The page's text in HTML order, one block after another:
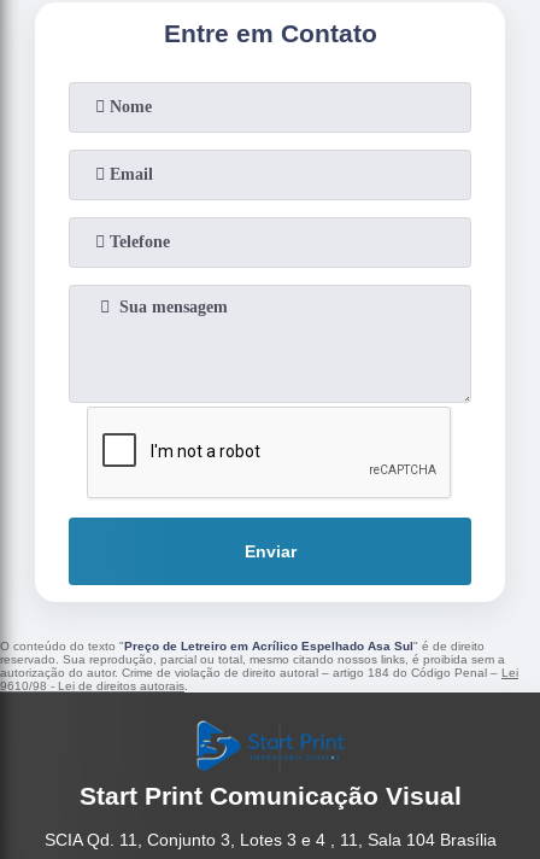
Entre em Contato
Enviar
O conteúdo do texto "Preço de Letreiro em Acrílico Espelhado Asa Sul" é de direito
reservado. Sua reprodução, parcial ou total, mesmo citando nossos links, é proibida sem a
autorização do autor. Crime de violação de direito autoral – artigo 184 do Código Penal – Lei
9610/98 - Lei de direitos autorais
Start Print Comunicação Visual
SCIA Qd. 11, Conjunto 3, Lotes 3 e 4 , 11, Sala 104 Brasília